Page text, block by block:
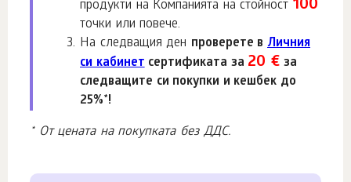
продукти на Компанията на стойност100
точки или повече.
На следващия ден проверете вЛичния
си кабинетсертификата за 20 € за
следващите си покупки и кешбек до
25%*!
* От цената на покупката без ДДС.